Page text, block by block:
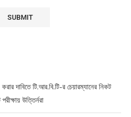
দাবিতে টি.আর.বি.টি-র চেয়ারম্যানের নিকট
উত্তির্নরা